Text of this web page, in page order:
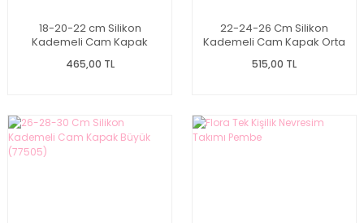
18-20-22 cm Silikon
Kademeli Cam Kapak
465,00 TL
22-24-26 Cm Silikon
Kademeli Cam Kapak Orta
515,00 TL